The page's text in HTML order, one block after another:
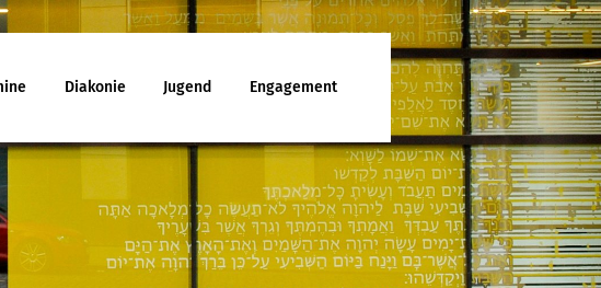
Diakonie Jugend Engagement
Familiengottesdienst
Konfirmandenunterricht